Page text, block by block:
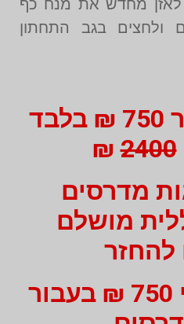
ולחצים בגב התחתון
מדרסים מחיר 750 ₪ בלבד
2400
₪
מושלם
להחזר
של 475 ₪ מי 750 ₪ בעבור